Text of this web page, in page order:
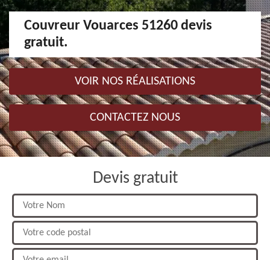
Couvreur Vouarces 51260 devis
gratuit.
VOIR NOS RÉALISATIONS
CONTACTEZ NOUS
Devis gratuit